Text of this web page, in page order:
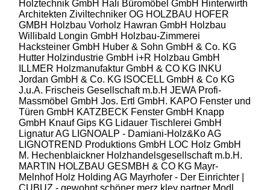
Holztechnik GmbH Hali Büromöbel GmbH Hinterwirth
Architekten Ziviltechniker OG HOLZBAU HOFER
GMBH Holzbau Vorholz Hawran GmbH Holzbau
Willibald Longin GmbH Holzbau-Zimmerei
Hacksteiner GmbH Huber & Sohn GmbH & Co. KG
Hutter Holzindustrie GmbH i+R Holzbau GmbH
ILLMER Holzmanufaktur GmbH & CO KG INKU
Jordan GmbH & Co. KG ISOCELL GmbH & Co KG
J.u.A. Frischeis Gesellschaft m.b.H JEWA Profi-
Massmöbel GmbH Jos. Ertl GmbH. KAPO Fenster und
Türen GmbH KATZBECK Fenster GmbH Knapp
GmbH Knauf Gips KG Lidauer Tischlerei GmbH
Lignatur AG LIGNOALP - Damiani-Holz&Ko AG
LIGNOTREND Produktions GmbH LOC Holz GmbH
M. Hechenblaickner Holzhandelsgesellschaft m.b.H.
MARTIN HOLZBAU GESMBH & CO KG Mayr-
Melnhof Holz Holding AG Mayrhofer - Der Einrichter |
CUBUZ - gewohnt schöner merz kley partner Modl